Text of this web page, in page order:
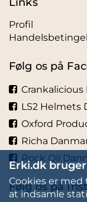
Profil
Følg os på
LS2 Helmets
Oxford
Richa
Rock Oil
Følg os på
Erki.dk
Cookies er
at indsamle